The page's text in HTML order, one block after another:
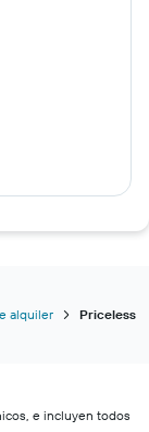
alquiler Priceless
e incluyen todos